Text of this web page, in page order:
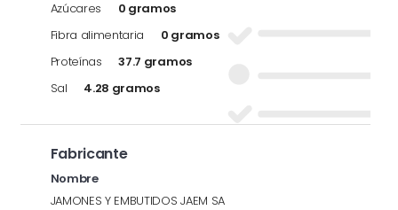
Azúcares
0 gramos
Fibra alimentaria
0 gramos
Proteínas
37.7 gramos
Sal
4.28 gramos
Fabricante
Nombre
JAMONES Y EMBUTIDOS JAEM SA